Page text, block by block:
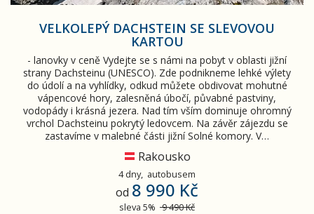
VELKOLEPÝ DACHSTEIN SE SLEVOVOU
KARTOU
- lanovky v ceně Vydejte se s námi na pobyt v oblasti jižní
strany Dachsteinu (UNESCO). Zde podnikneme lehké výlety
do údolí a na vyhlídky, odkud můžete obdivovat mohutné
vápencové hory, zalesněná úbočí, půvabné pastviny,
vodopády i krásná jezera. Nad tím vším dominuje ohromný
vrchol Dachsteinu pokrytý ledovcem. Na závěr zájezdu se
zastavíme v malebné části jižní Solné komory. V…
Rakousko
4 dny, autobusem
od 8 990 Kč
sleva 5% 9 490 Kč